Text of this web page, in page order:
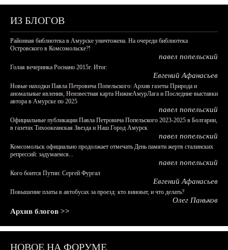
ИЗ БЛОГОВ
Районная библиотека в Амурске уничтожена. На очереди библиотека
Островского в Комсомольске?!
павел попельский
Голая вечеринка Роснано 2015г. Итог.
Евгений Афанасьев
Новые находки Павла Петровича Попельского: Архив газеты Природа и
аномальные явления, Неизвестная карта НижнеАмурЛага и Последние выставки
автора в Амурске по 2025
павел попельский
Официальные публикации Павла Петровича Попельского 2023-2025 в Болгарии,
в газетах Тихоокеанская Звезда и Наш Город Амурск
павел попельский
Комсомольск официально продолжает отмечать День памяти жертв сталинских
репрессий: задумаемся...
павел попельский
Кого боится Путин: Сергей Фургал
Евгений Афанасьев
Повышение платы в автобусах за проезд: кто виноват, и что делать?
Олег Паньков
Архив блогов >>
НОВОЕ НА ФОРУМЕ